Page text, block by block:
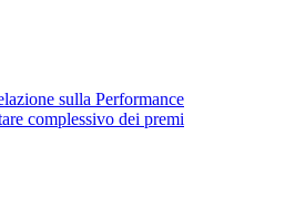
sulla Performance
complessivo dei premi